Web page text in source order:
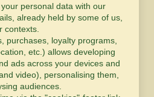
personal data with our
already held by some of us,
contexts.
purchases, loyalty programs,
etc.) allows developing
ads across your devices and
video), personalising them,
audiences.